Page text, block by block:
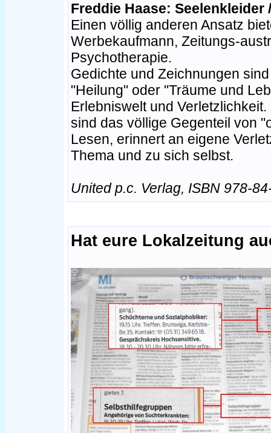
Freddie Haase: Seelenkleider
Einen völlig anderen Ansatz
Werbekaufmann, Zeitungs-
Psychotherapie.
Gedichte und Zeichnungen
"Heilung" oder "Träume und
Erlebniswelt und
sind das völlige Gegenteil von
Lesen, erinnert an eigene
Thema und zu sich selbst.
United p.c. Verlag, ISBN 978-
Hat eure Lokalzeitung